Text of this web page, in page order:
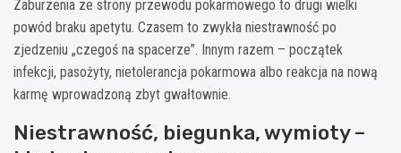
Zaburzenia ze strony przewodu pokarmowego to drugi wielki
powód braku apetytu. Czasem to zwykła niestrawność po
zjedzeniu „czegoś na spacerze”. Innym razem – początek
infekcji, pasożyty, nietolerancja pokarmowa albo reakcja na nową
karmę wprowadzoną zbyt gwałtownie.
Niestrawność, biegunka, wymioty –